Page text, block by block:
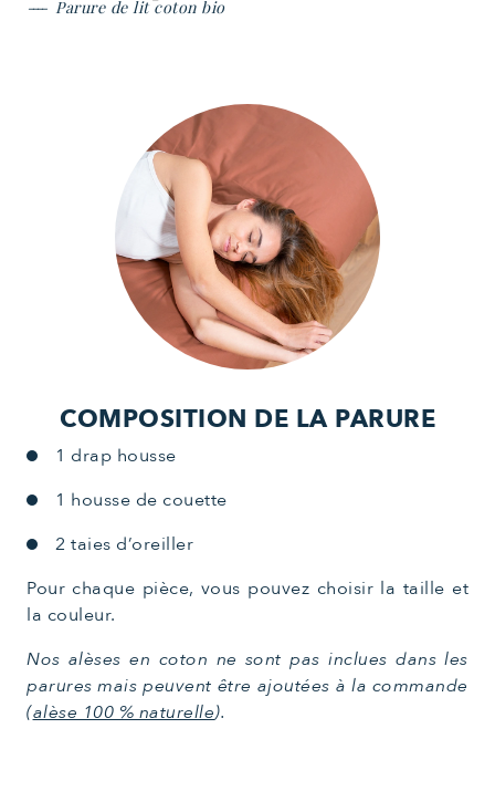
Parure de lit coton bio
COMPOSITION DE LA PARURE
1 drap housse
1 housse de couette
2 taies d’oreiller
Pour chaque pièce, vous pouvez choisir la taille et
la couleur.
Nos alèses en coton ne sont pas inclues dans les
parures mais peuvent être ajoutées à la commande
(alèse 100 % naturelle).